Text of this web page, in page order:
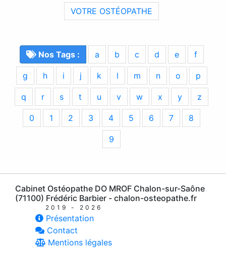
VOTRE OSTÉOPATHE
Nos Tags : a b c d e f
g h i j k l m n o p
q r s t u v w x y z
0 1 2 3 4 5 6 7 8
9
Cabinet Ostéopathe DO MROF Chalon-sur-Saône
(71100) Frédéric Barbier - chalon-osteopathe.fr
2019 - 2026
Présentation
Contact
Mentions légales